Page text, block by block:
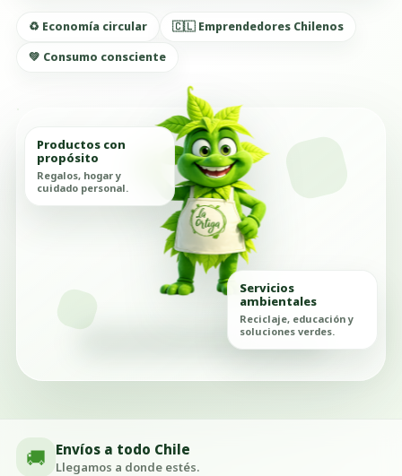
♻️ Economía circular
🇨🇱 Emprendedores Chilenos
💚 Consumo consciente
Productos con
propósito
Regalos, hogar y
cuidado personal.
Servicios
ambientales
Reciclaje, educación y
soluciones verdes.
🚚 Envíos a todo Chile
Llegamos a donde estés.